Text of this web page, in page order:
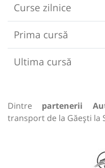
Curse zilnice
Prima cursă
Ultima cursă
Dintre partenerii
transport de la Găești la